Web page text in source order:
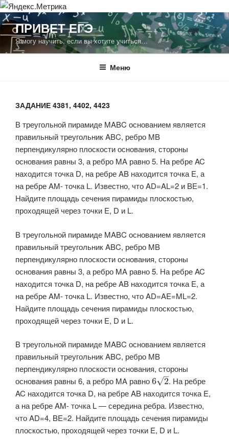
Перейти
содержимому
ПРИВЕТ ЕГЭ
Я могу научить, если вы хотите учиться…
Меню
ЗАДАНИЕ 4381, 4402, 4423
В треугольной пирамиде MABC основанием является
правильный треугольник ABC, ребро MB
перпендикулярно плоскости основания, стороны
основания равны 3, а ребро MA равно 5. На ребре AC
находится точка D, на ребре AB находится точка E, а
на ребре AM- точка L. Известно, что AD=AL=2 и BE=1.
Найдите площадь сечения пирамиды плоскостью,
проходящей через точки E, D и L.
В треугольной пирамиде MABC основанием является
правильный треугольник ABC, ребро MB
перпендикулярно плоскости основания, стороны
основания равны 3, а ребро MA равно5​. На ребре AC
находится точка D, на ребре AB находится точка E, а
на ребре AM- точка L. Известно, что AD=AE=ML=2.
Найдите площадь сечения пирамиды плоскостью,
проходящей через точки E, D и L.
В треугольной пирамиде MABC основанием является
правильный треугольник ABC, ребро MB
перпендикулярно плоскости основания, стороны
основания равны 6, а ребро MA равно ​6 2
–
√ ​. На ребре
AC находится точка D, на ребре AB находится точка E,
а на ребре AM- точка L — середина ребра. Известно,
что AD=4, BE=2. Найдите площадь сечения пирамиды
плоскостью, проходящей через точки E, D и L.